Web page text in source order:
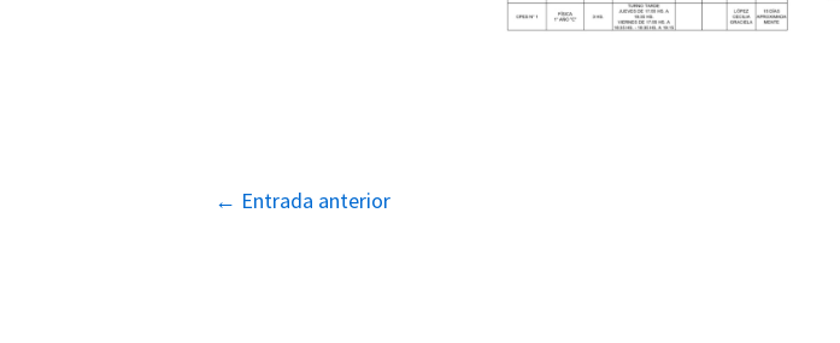
Navegación
← Entrada anterior